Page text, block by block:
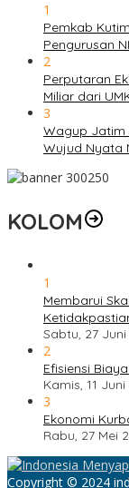
1
Pemkab
Pengurusan
2
Perputaran
Miliar dari
3
Wagup Jatim
Wujud Nyata
KOLOM
1
Membarui
Sabtu, 27 Juni
2
Efisiensi
Kamis, 11
3
Ekonomi
Rabu, 27 Mei
Copyright © 2024